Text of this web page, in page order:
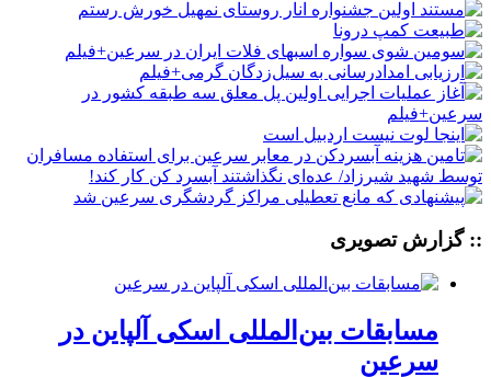
:: گزارش تصویری
مسابقات بین‌المللی اسکی آلپاین در
سرعین